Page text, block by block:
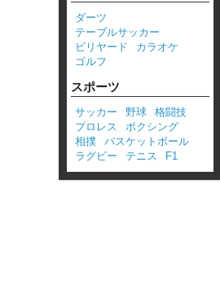
ダーツ
テーブルサッカー
ビリヤード
カラオケ
ゴルフ
スポーツ
サッカー 野球
格闘技
プロレス
ボクシング
相撲
バスケットボール
ラグビー
テニス F1